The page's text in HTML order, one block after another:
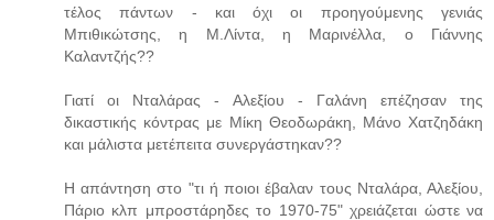
τέλος πάντων - και όχι οι προηγούμενης γενιάς
Μπιθικώτσης, η Μ.Λίντα, η Μαρινέλλα, ο Γιάννης
Καλαντζής??
Γιατί οι Νταλάρας - Αλεξίου - Γαλάνη επέζησαν της
δικαστικής κόντρας με Μίκη Θεοδωράκη, Μάνο Χατζηδάκη
και μάλιστα μετέπειτα συνεργάστηκαν??
Η απάντηση στο "τι ή ποιοι έβαλαν τους Νταλάρα, Αλεξίου,
Πάριο κλπ μπροστάρηδες το 1970-75" χρειάζεται ώστε να